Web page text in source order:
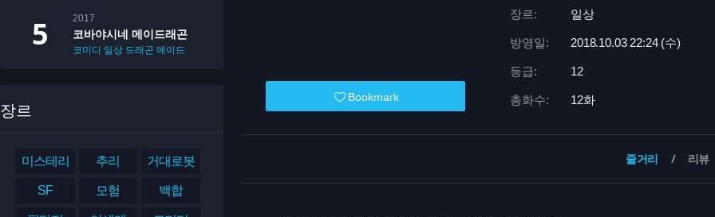
2017
코바야시네 메이드래곤
코미디 일상 드래곤 메이드
장르
미스테리 추리 거대로봇
SF 모험 백합
Bookmark
장르: 일상
방영일: 2018.10.03 22:24 (수)
등급: 12
총화수: 12화
줄거리 리뷰